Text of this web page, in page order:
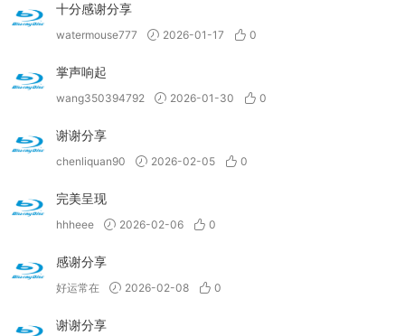
十分感谢分享
watermouse777 2026-01-17 0
掌声响起
wang350394792 2026-01-30 0
谢谢分享
chenliquan90 2026-02-05 0
完美呈现
hhheee 2026-02-06 0
感谢分享
好运常在 2026-02-08 0
谢谢分享